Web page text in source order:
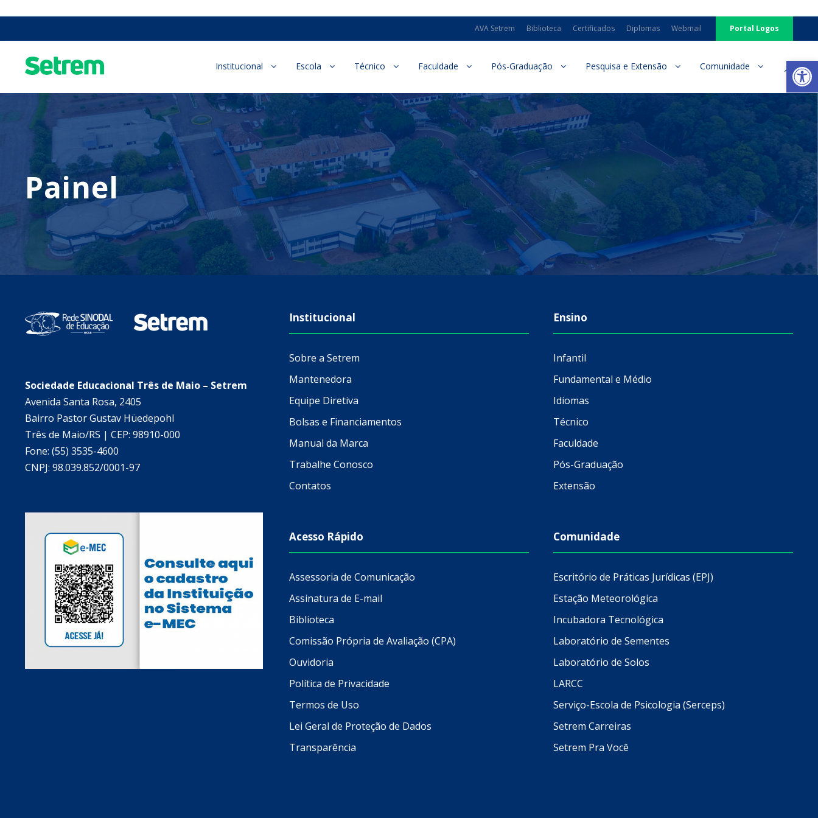
AVA Setrem Biblioteca Certificados Diplomas Webmail Portal Logos
Institucional Escola Técnico Faculdade Pós-Graduação Pesquisa e Extensão Comunidade
Painel
Sociedade Educacional Três de Maio – Setrem
Avenida Santa Rosa, 2405
Bairro Pastor Gustav Hüedepohl
Três de Maio/RS | CEP: 98910-000
Fone: (55) 3535-4600
CNPJ: 98.039.852/0001-97
Institucional
Sobre a Setrem
Mantenedora
Equipe Diretiva
Bolsas e Financiamentos
Manual da Marca
Trabalhe Conosco
Contatos
Acesso Rápido
Assessoria de Comunicação
Assinatura de E-mail
Biblioteca
Comissão Própria de Avaliação (CPA)
Ouvidoria
Política de Privacidade
Termos de Uso
Lei Geral de Proteção de Dados
Transparência
Ensino
Infantil
Fundamental e Médio
Idiomas
Técnico
Faculdade
Pós-Graduação
Extensão
Comunidade
Escritório de Práticas Jurídicas (EPJ)
Estação Meteorológica
Incubadora Tecnológica
Laboratório de Sementes
Laboratório de Solos
LARCC
Serviço-Escola de Psicologia (Serceps)
Setrem Carreiras
Setrem Pra Você